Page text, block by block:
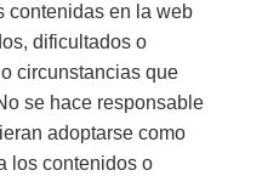
contenidas en la web
dificultados o
circunstancias que
se hace responsable
adoptarse como
los contenidos o